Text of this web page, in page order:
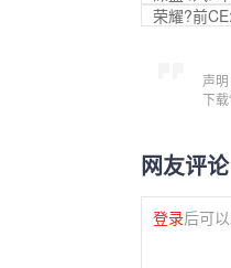
荣耀?前
声
下
网友评论
登录后可